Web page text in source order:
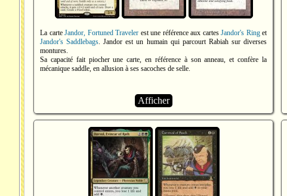
La carte Jandor, Fortuned Traveler est une référence aux cartes Jandor's Ringet
Jandor's Saddlebags. Jandor est un humain qui parcourt Rabiah sur diverses
montures.
Sa capacité fait piocher une carte, en référence à son anneau, et confère la
mécanique saddle, en allusion à ses sacoches de selle.
Afficher